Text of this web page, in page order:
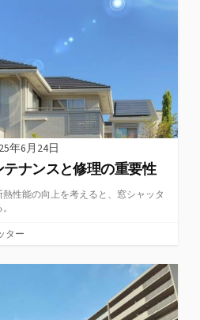
年6月24日
ナンスと修理の重要性
性能の向上を考えると、窓シャッタ
ター